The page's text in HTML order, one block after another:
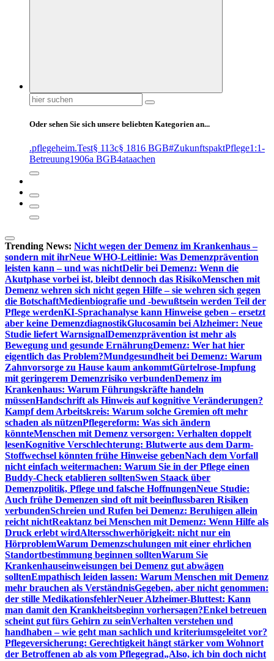
Suchen
nach:
Oder sehen Sie sich unsere beliebten Kategorien an...
.pflegeheim.Test§ 113c§ 1816 BGB#ZukunftspaktPflege1:1-
Betreuung1906a BGB4ataachen
Trending News: Nicht wegen der Demenz im Krankenhaus –
sondern mit ihrNeue WHO-Leitlinie: Was Demenzprävention
leisten kann – und was nichtDelir bei Demenz: Wenn die
Akutphase vorbei ist, bleibt dennoch das RisikoMenschen mit
Demenz wehren sich nicht gegen Hilfe – sie wehren sich gegen
die BotschaftMedienbiografie und -bewußtsein werden Teil der
Pflege werdenKI-Sprachanalyse kann Hinweise geben – ersetzt
aber keine DemenzdiagnostikGlucosamin bei Alzheimer: Neue
Studie liefert WarnsignalDemenzprävention ist mehr als
Bewegung und gesunde ErnährungDemenz: Wer hat hier
eigentlich das Problem?Mundgesundheit bei Demenz: Warum
Zahnvorsorge zu Hause kaum ankommtGürtelrose-Impfung
mit geringerem Demenzrisiko verbundenDemenz im
Krankenhaus: Warum Führungskräfte handeln
müssenHandschrift als Hinweis auf kognitive Veränderungen?
Kampf dem Arbeitskreis: Warum solche Gremien oft mehr
schaden als nützenPflegereform: Was sich ändern
könnteMenschen mit Demenz versorgen: Verhalten doppelt
lesenKognitive Verschlechterung: Blutwerte aus dem Darm-
Stoffwechsel könnten frühe Hinweise gebenNach dem Vorfall
nicht einfach weitermachen: Warum Sie in der Pflege einen
Buddy-Check etablieren solltenSwen Staack über
Demenzpolitik, Pflege und falsche HoffnungenNeue Studie:
Auch frühe Demenzen sind oft mit beeinflussbaren Risiken
verbundenSchreien und Rufen bei Demenz: Beruhigen allein
reicht nichtReaktanz bei Menschen mit Demenz: Wenn Hilfe als
Druck erlebt wirdAltersschwerhörigkeit: nicht nur ein
HörproblemWarum Demenzschulungen mit einer ehrlichen
Standortbestimmung beginnen solltenWarum Sie
Krankenhauseinweisungen bei Demenz gut abwägen
solltenEmpathisch leiden lassen: Warum Menschen mit Demenz
mehr brauchen als VerständnisGegeben, aber nicht genommen:
der stille MedikationsfehlerNeuer Alzheimer-Bluttest: Kann
man damit den Krankheitsbeginn vorhersagen?Enkel betreuen
scheint gut fürs Gehirn zu seinVerhalten verstehen und
handhaben – wie geht man sachlich und kriteriumsgeleitet vor?
Pflegeversicherung: Gerechtigkeit hängt stärker vom Wohnort
der Betroffenen ab als vom Pflegegrad„Also, ich bin doch nicht